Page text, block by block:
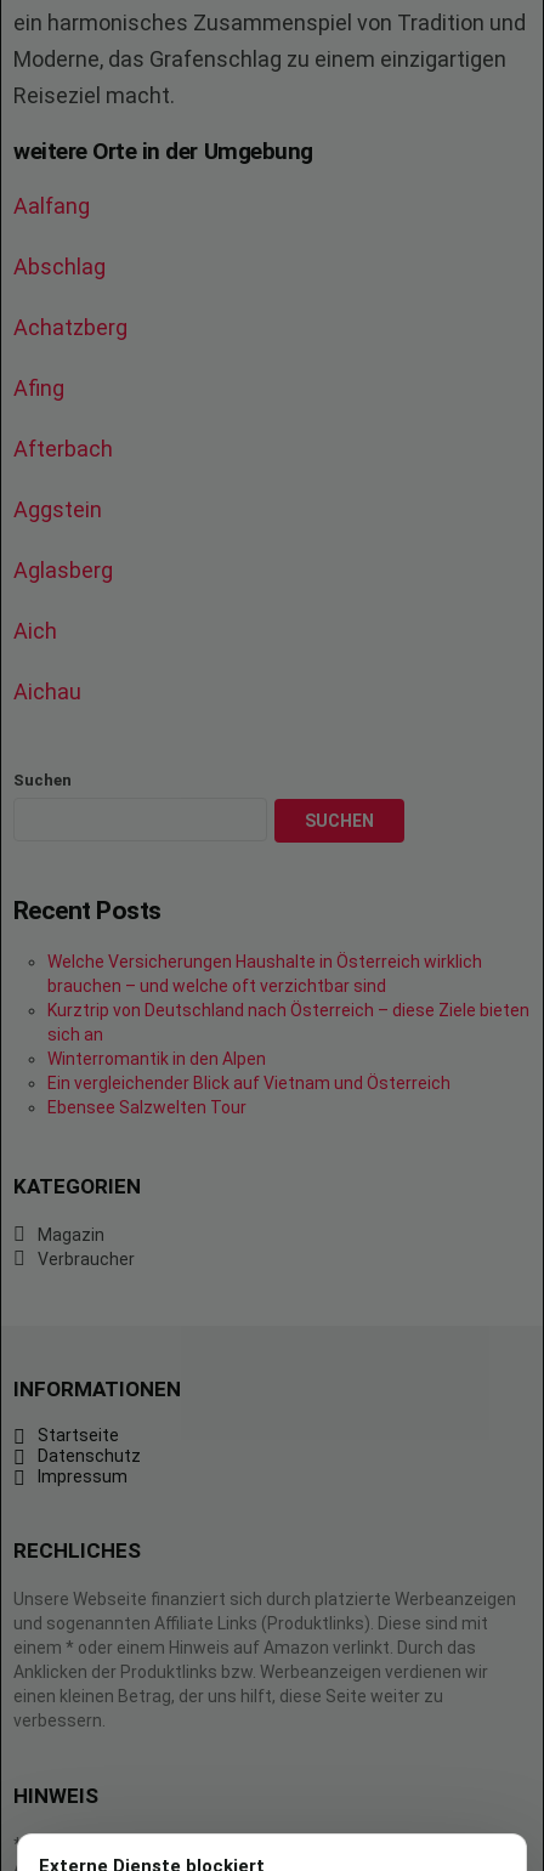
ein harmonisches Zusammenspiel von Tradition und
Moderne, das Grafenschlag zu einem einzigartigen
Reiseziel macht.
weitere Orte in der Umgebung
Aalfang
Abschlag
Achatzberg
Afing
Afterbach
Aggstein
Aglasberg
Aich
Aichau
Suchen
SUCHEN
Recent Posts
Welche Versicherungen Haushalte in Österreich wirklich
brauchen – und welche oft verzichtbar sind
Kurztrip von Deutschland nach Österreich – diese Ziele bieten
sich an
Winterromantik in den Alpen
Ein vergleichender Blick auf Vietnam und Österreich
Ebensee Salzwelten Tour
KATEGORIEN
Magazin
Verbraucher
INFORMATIONEN
Startseite
Datenschutz
Impressum
RECHLICHES
Unsere Webseite finanziert sich durch platzierte Werbeanzeigen
und sogenannten Affiliate Links (Produktlinks). Diese sind mit
einem * oder einem Hinweis auf Amazon verlinkt. Durch das
Anklicken der Produktlinks bzw. Werbeanzeigen verdienen wir
einen kleinen Betrag, der uns hilft, diese Seite weiter zu
verbessern.
HINWEIS
* = Afilliate-Link (=Werbung)
Externe Dienste blockiert